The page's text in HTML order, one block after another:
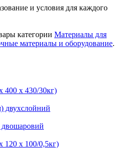
и условия для каждого
категории Материалы для
материалы и оборудование.
400 х 430/30кг)
двухслойний
120 х 100/0,5кг)